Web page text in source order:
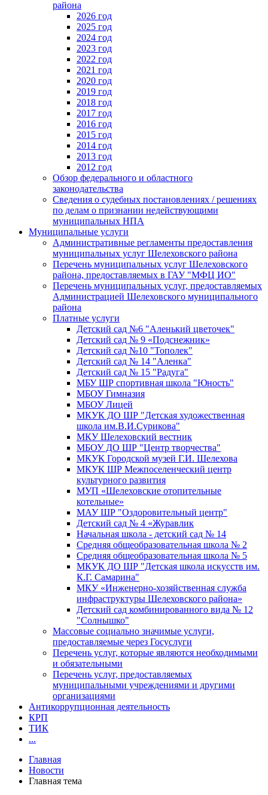
района
2026 год
2025 год
2024 год
2023 год
2022 год
2021 год
2020 год
2019 год
2018 год
2017 год
2016 год
2015 год
2014 год
2013 год
2012 год
Обзор федерального и областного
законодательства
Сведения о судебных постановлениях / решениях
по делам о признании недействующими
муниципальных НПА
Муниципальные услуги
Административные регламенты предоставления
муниципальных услуг Шелеховского района
Перечень муниципальных услуг Шелеховского
района, предоставляемых в ГАУ "МФЦ ИО"
Перечень муниципальных услуг, предоставляемых
Администрацией Шелеховского муниципального
района
Платные услуги
Детский сад №6 "Аленький цветочек"
Детский сад № 9 «Подснежник»
Детский сад №10 "Тополек"
Детский сад № 14 "Аленка"
Детский сад № 15 "Радуга"
МБУ ШР спортивная школа "Юность"
МБОУ Гимназия
МБОУ Лицей
МКУК ДО ШР "Детская художественная
школа им.В.И.Сурикова"
МКУ Шелеховский вестник
МБОУ ДО ШР "Центр творчества"
МКУК Городской музей Г.И. Шелехова
МКУК ШР Межпоселенческий центр
культурного развития
МУП «Шелеховские отопительные
котельные»
МАУ ШР "Оздоровительный центр"
Детский сад № 4 «Журавлик
Начальная школа - детский сад № 14
Средняя общеобразовательная школа № 2
Средняя общеобразовательная школа № 5
МКУК ДО ШР "Детская школа искусств им.
К.Г. Самарина"
МКУ «Инженерно-хозяйственная служба
инфраструктуры Шелеховского района»
Детский сад комбинированного вида № 12
"Солнышко"
Массовые социально значимые услуги,
предоставляемые через Госуслуги
Перечень услуг, которые являются необходимыми
и обязательными
Перечень услуг, предоставляемых
муниципальными учреждениями и другими
организациями
Антикоррупционная деятельность
КРП
ТИК
...
Главная
Новости
Главная тема